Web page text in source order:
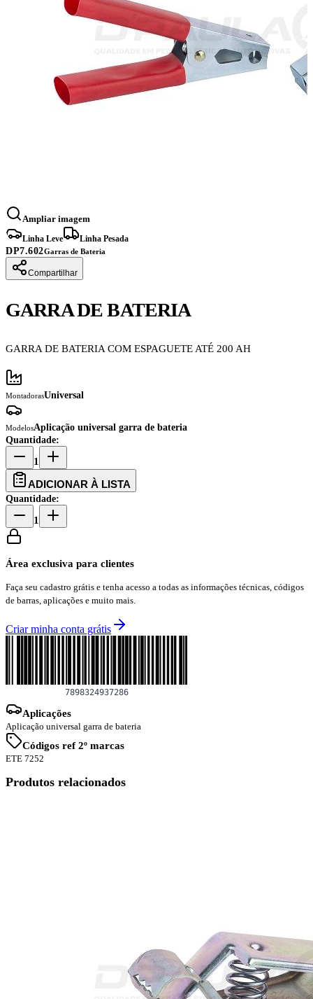
Ampliar imagem
Linha Leve Linha Pesada
DP7.602Garras de Bateria
Compartilhar
GARRA DE BATERIA
GARRA DE BATERIA COM ESPAGUETE ATÉ 200 AH
MontadorasUniversal
ModelosAplicação universal garra de bateria
Quantidade:
1
ADICIONAR À LISTA
Quantidade:
1
Área exclusiva para clientes
Faça seu cadastro grátis e tenha acesso a todas as informações técnicas, códigos
de barras, aplicações e muito mais.
Criar minha conta grátis
Aplicações
Aplicação universal garra de bateria
Códigos ref 2º marcas
ETE 7252
Produtos relacionados